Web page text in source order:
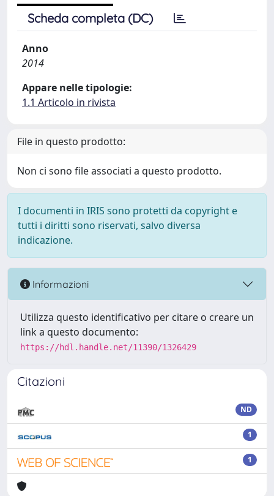
Scheda completa (DC)
Anno
2014
Appare nelle tipologie:
1.1 Articolo in rivista
File in questo prodotto:
Non ci sono file associati a questo prodotto.
I documenti in IRIS sono protetti da copyright e
tutti i diritti sono riservati, salvo diversa
indicazione.
Informazioni
Utilizza questo identificativo per citare o creare un
link a questo documento:
https://hdl.handle.net/11390/1326429
Citazioni
ND
1
1